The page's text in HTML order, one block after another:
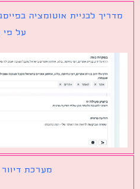
לבניית אוטומציה בפייסבוק
על פי מילת
מערכת דיוור ברב